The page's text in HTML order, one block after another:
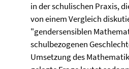
in der schulischen Praxis,
von einem Vergleich
"gendersensiblen
schulbezogenen
Umsetzung des